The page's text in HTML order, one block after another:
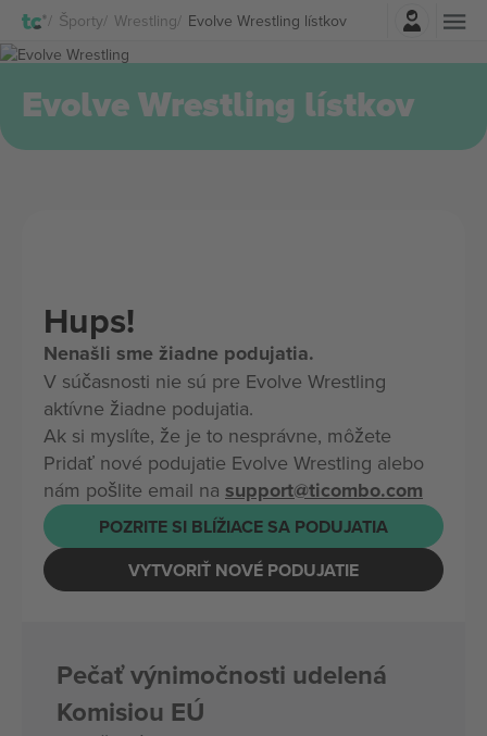
Športy Wrestling Evolve Wrestling lístkov
Prihlásenie
Evolve Wrestling lístkov
Hups!
Nenašli sme žiadne podujatia.
V súčasnosti nie sú pre Evolve Wrestling
aktívne žiadne podujatia.
Ak si myslíte, že je to nesprávne, môžete
Pridať nové podujatie Evolve Wrestling alebo
nám pošlite email na support@ticombo.com
POZRITE SI BLÍŽIACE SA PODUJATIA
VYTVORIŤ NOVÉ PODUJATIE
Pečať výnimočnosti udelená
Komisiou EÚ